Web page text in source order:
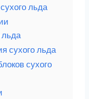
льда
льда
сухого льда
сухого